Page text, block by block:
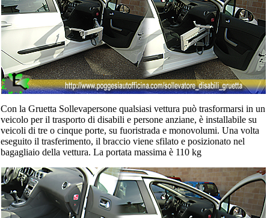
Con la Gruetta Sollevapersone qualsiasi vettura può trasformarsi in un
veicolo per il trasporto di disabili e persone anziane, è installabile su
veicoli di tre o cinque porte, su fuoristrada e monovolumi. Una volta
eseguito il trasferimento, il braccio viene sfilato e posizionato nel
bagagliaio della vettura. La portata massima è 110 kg